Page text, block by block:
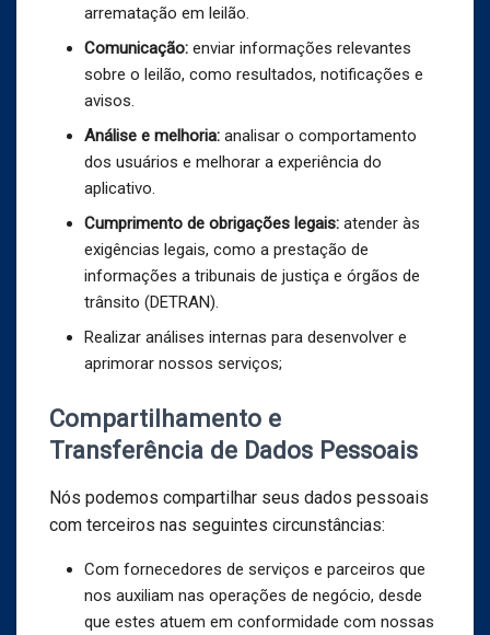
arrematação em leilão.
Comunicação: enviar informações relevantes
sobre o leilão, como resultados, notificações e
avisos.
Análise e melhoria: analisar o comportamento
dos usuários e melhorar a experiência do
aplicativo.
Cumprimento de obrigações legais: atender às
exigências legais, como a prestação de
informações a tribunais de justiça e órgãos de
trânsito (DETRAN).
Realizar análises internas para desenvolver e
aprimorar nossos serviços;
Compartilhamento e
Transferência de Dados Pessoais
Nós podemos compartilhar seus dados pessoais
com terceiros nas seguintes circunstâncias:
Com fornecedores de serviços e parceiros que
nos auxiliam nas operações de negócio, desde
que estes atuem em conformidade com nossas